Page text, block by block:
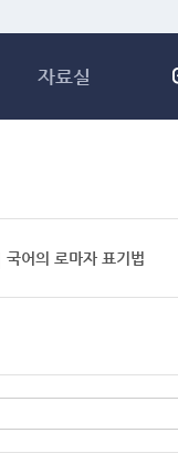
자료실
국어의 로마자 표기법